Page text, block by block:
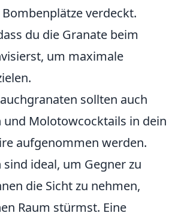
verdeckt.
du die Granate beim
um maximale
sollten auch
und Molotowcocktails in dein
aufgenommen werden.
ideal, um Gegner zu
die Sicht zu nehmen,
Raum stürmst. Eine